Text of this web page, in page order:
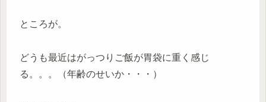
ところが。
どうも最近はがっつりご飯が胃袋に重く感じ
る。。。（年齢のせいか・・・）